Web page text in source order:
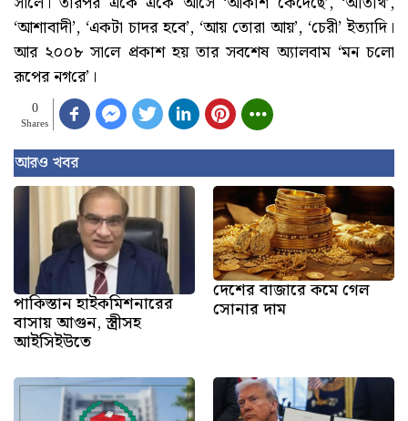
‘আশাবাদী’, ‘একটা চাদর হবে’, ‘আয় তোরা আয়’, ‘চেরী’ ইত্যাদি।
আর ২০০৮ সা‌লে প্রকাশ হয় তার সবশেষ অ্যালবাম ‘মন চ‌লো
রূপের নগ‌রে’।
0
Shares
আরও খবর
পাকিস্তান হাইকমিশনারের
বাসায় আগুন, স্ত্রীসহ
আইসিইউতে
দেশের বাজারে কমে গেল
সোনার দাম